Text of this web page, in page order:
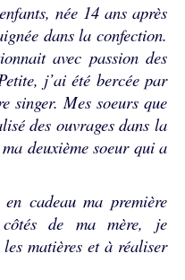
née 14 ans après
dans la confection.
avec passion des
j’ai été bercée par
singer. Mes soeurs que
des ouvrages dans la
deuxième soeur qui a
cadeau ma première
de ma mère, je
matières et à réaliser